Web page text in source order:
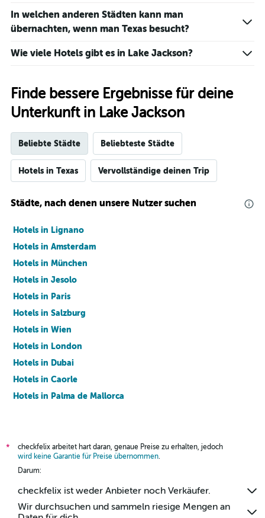
In welchen anderen Städten kann man
übernachten, wenn man Texas besucht?
Wie viele Hotels gibt es in Lake Jackson?
Finde bessere Ergebnisse für deine
Unterkunft in Lake Jackson
Beliebte Städte Beliebteste Städte
Hotels in Texas Vervollständige deinen Trip
Städte, nach denen unsere Nutzer suchen
Hotels in Lignano
Hotels in Amsterdam
Hotels in München
Hotels in Jesolo
Hotels in Paris
Hotels in Salzburg
Hotels in Wien
Hotels in London
Hotels in Dubai
Hotels in Caorle
Hotels in Palma de Mallorca
*
checkfelix arbeitet hart daran, genaue Preise zu erhalten, jedoch
wird keine Garantie für Preise übernommen.
Darum:
checkfelix ist weder Anbieter noch Verkäufer.
Wir durchsuchen und sammeln riesige Mengen an